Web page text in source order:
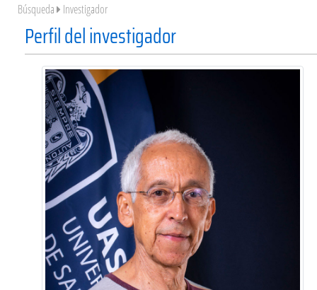
Búsqueda Investigador
Perfil del investigador